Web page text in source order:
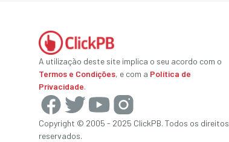
A utilização deste site implica o seu acordo com o
Termos e Condições, e com a Política de
Privacidade.
Copyright © 2005 - 2025 ClickPB. Todos os direitos
reservados.